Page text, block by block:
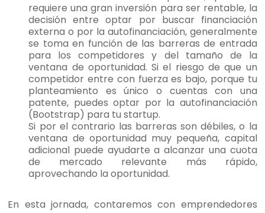
requiere una gran inversión para ser rentable, la
decisión entre optar por buscar financiación
externa o por la autofinanciación, generalmente
se toma en función de las barreras de entrada
para los competidores y del tamaño de la
ventana de oportunidad. Si el riesgo de que un
competidor entre con fuerza es bajo, porque tu
planteamiento es único o cuentas con una
patente, puedes optar por la autofinanciación
(Bootstrap) para tu startup.
Si por el contrario las barreras son débiles, o la
ventana de oportunidad muy pequeña, capital
adicional puede ayudarte a alcanzar una cuota
de mercado relevante más rápido,
aprovechando la oportunidad.
En esta jornada, contaremos con emprendedores